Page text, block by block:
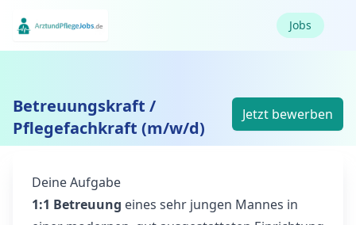
Jobs
Betreuungskraft /
Pflegefachkraft (m/w/d)
Jetzt bewerben
Deine Aufgabe
1:1 Betreuung eines sehr jungen Mannes in